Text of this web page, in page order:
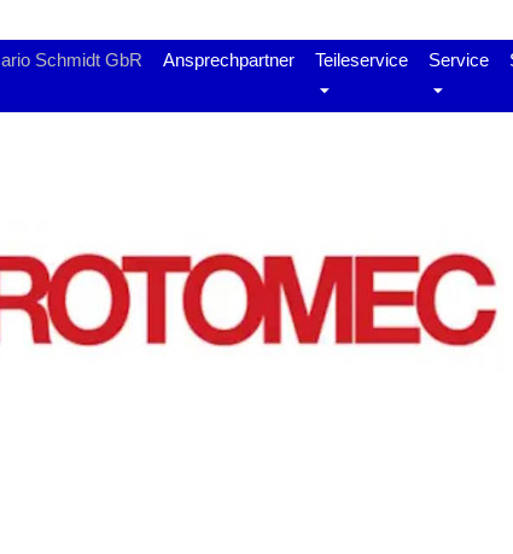
Schmidt GbR Ansprechpartner Teileservice Service